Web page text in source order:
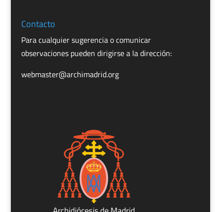
Contacto
Para cualquier sugerencia o comunicar
observaciones pueden dirigirse a la dirección:
webmaster@archimadrid.org